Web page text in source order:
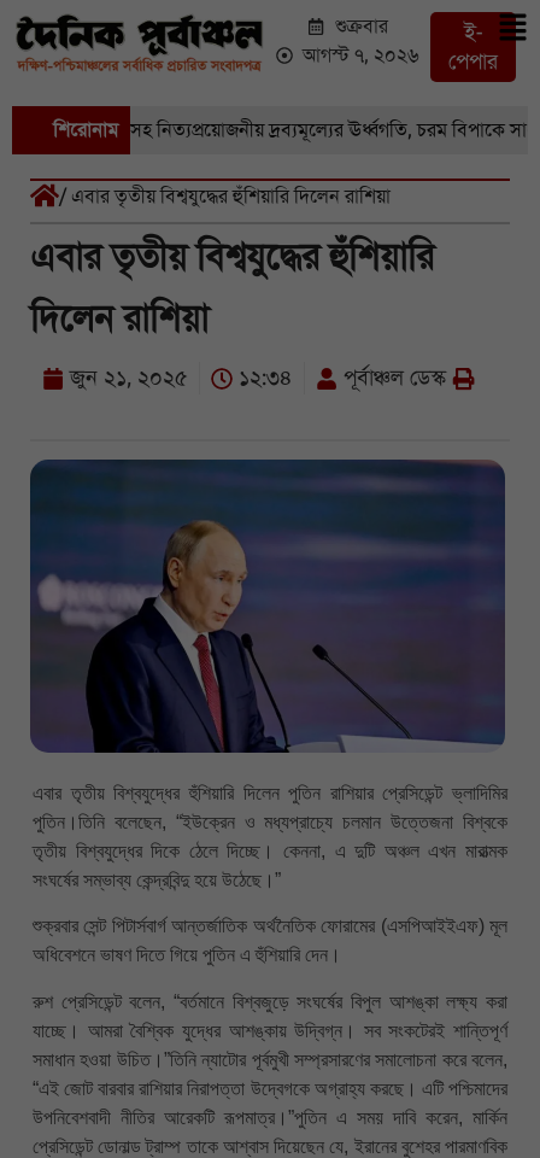
শুক্রবার
আগস্ট ৭, ২০২৬
ই-
পেপার
শিরোনাম
সবজি-সহ নিত্যপ্রয়োজনীয় দ্রব্যমূল্যের ঊর্ধ্বগতি, চরম বিপাকে
/ এবার তৃতীয় বিশ্বযুদ্ধের হুঁশিয়ারি দিলেন রাশিয়া
এবার তৃতীয় বিশ্বযুদ্ধের হুঁশিয়ারি
দিলেন রাশিয়া
জুন ২১, ২০২৫ ১২:৩৪ পূর্বাঞ্চল ডেস্ক
এবার তৃতীয় বিশ্বযুদ্ধের হুঁশিয়ারি দিলেন পুতিন রাশিয়ার প্রেসিডেন্ট ভ্লাদিমির
পুতিন।তিনি বলেছেন, “ইউক্রেন ও মধ্যপ্রাচ্যে চলমান উত্তেজনা বিশ্বকে
তৃতীয় বিশ্বযুদ্ধের দিকে ঠেলে দিচ্ছে। কেননা, এ দুটি অঞ্চল এখন মারাত্মক
সংঘর্ষের সম্ভাব্য কেন্দ্রবিন্দু হয়ে উঠেছে।”
শুক্রবার সেন্ট পিটার্সবার্গ আন্তর্জাতিক অর্থনৈতিক ফোরামের (এসপিআইইএফ) মূল
অধিবেশনে ভাষণ দিতে গিয়ে পুতিন এ হুঁশিয়ারি দেন।
রুশ প্রেসিডেন্ট বলেন, “বর্তমানে বিশ্বজুড়ে সংঘর্ষের বিপুল আশঙ্কা লক্ষ্য করা
যাচ্ছে। আমরা বৈশ্বিক যুদ্ধের আশঙ্কায় উদ্বিগ্ন। সব সংকটেরই শান্তিপূর্ণ
সমাধান হওয়া উচিত।”তিনি ন্যাটোর পূর্বমুখী সম্প্রসারণের সমালোচনা করে বলেন,
“এই জোট বারবার রাশিয়ার নিরাপত্তা উদ্বেগকে অগ্রাহ্য করছে। এটি পশ্চিমাদের
উপনিবেশবাদী নীতির আরেকটি রূপমাত্র।”পুতিন এ সময় দাবি করেন, মার্কিন
প্রেসিডেন্ট ডোনাল্ড ট্রাম্প তাকে আশ্বাস দিয়েছেন যে, ইরানের বুশেহর পারমাণবিক